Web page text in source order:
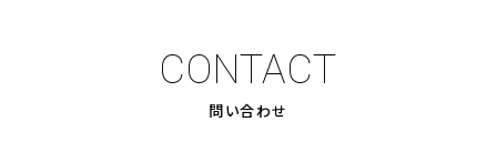
CONTACT
問い合わせ